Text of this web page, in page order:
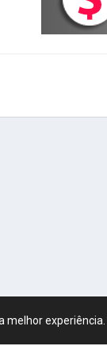
melhor experiência.